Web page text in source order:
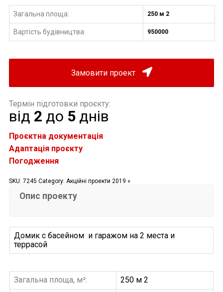
Загальна площа: 250 м 2
Вартість будівництва: 950000
Замовити проект
Термін підготовки проєкту:
від 2 до 5 днів
Проєктна документація
Адаптація проєкту
Погодження
SKU: 7245 Category: Акційні проекти 2019 »
Опис проекту
Домик с басейном и гаражом на 2 места и
террасой
Загальна площа, м²:
250 м 2